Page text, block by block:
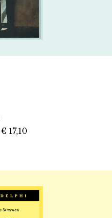
€ 17,10